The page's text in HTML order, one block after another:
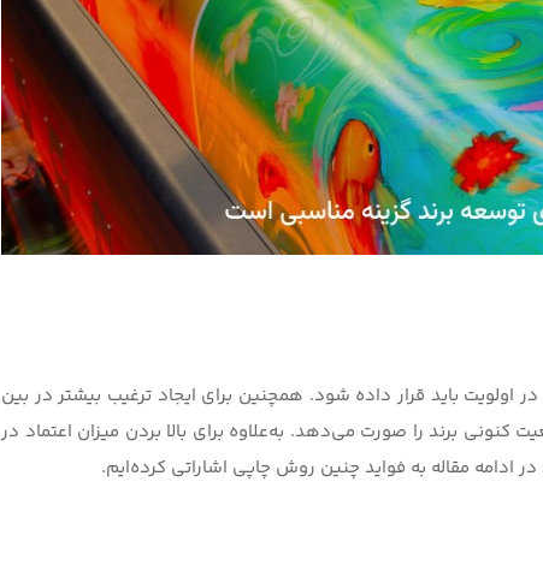
در اولویت باید قرار داده شود. همچنین برای ایجاد ترغیب بیشتر در بین
کنونی برند را صورت می‌دهد. به‌علاوه برای بالا بردن میزان اعتماد در
ادامه مقاله به فواید چنین روش چاپی اشاراتی کرده‌ایم.